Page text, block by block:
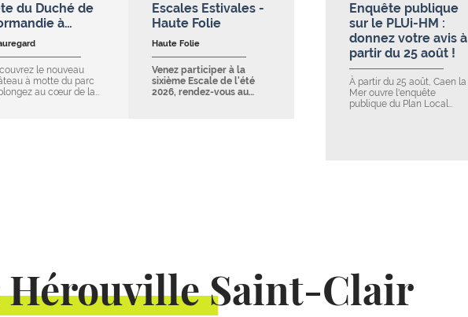
du Duché de
à…
le nouveau
à motte du parc
au cœur de la…
Escales Estivales -
Haute Folie
Haute Folie
Venez participer à la
sixième Escale de l'été
2026, rendez-vous au…
Enquête publique
sur le PLUi-HM :
donnez votre avis à
partir du 25 août !
À partir du 25 août, Caen la
Mer ouvre l'enquête
publique du Plan Local…
Hérouville Saint-Clair